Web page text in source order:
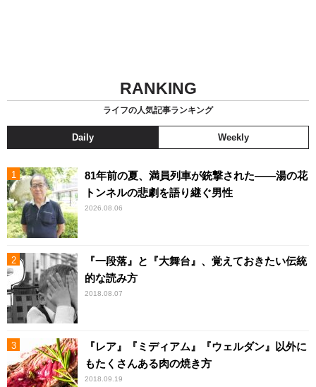
RANKING
ライフの人気記事ランキング
Daily Weekly
81年前の夏、満員列車が銃撃された――湯の花
トンネルの悲劇を語り継ぐ男性
2026.08.06
『一段落』と『大舞台』、覚えておきたい伝統
的な読み方
2018.08.07
『レア』『ミディアム』『ウェルダン』以外に
もたくさんある肉の焼き方
2018.09.19